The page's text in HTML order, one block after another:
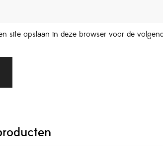
site opslaan in deze browser voor de